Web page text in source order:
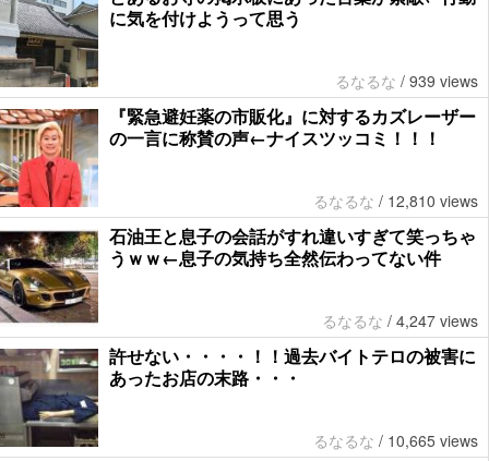
に気を付けようって思う
るなるな / 939 views
『緊急避妊薬の市販化』に対するカズレーザー
の一言に称賛の声←ナイスツッコミ！！！
るなるな / 12,810 views
石油王と息子の会話がすれ違いすぎて笑っちゃ
うｗｗ←息子の気持ち全然伝わってない件
るなるな / 4,247 views
許せない・・・・！！過去バイトテロの被害に
あったお店の末路・・・
るなるな / 10,665 views